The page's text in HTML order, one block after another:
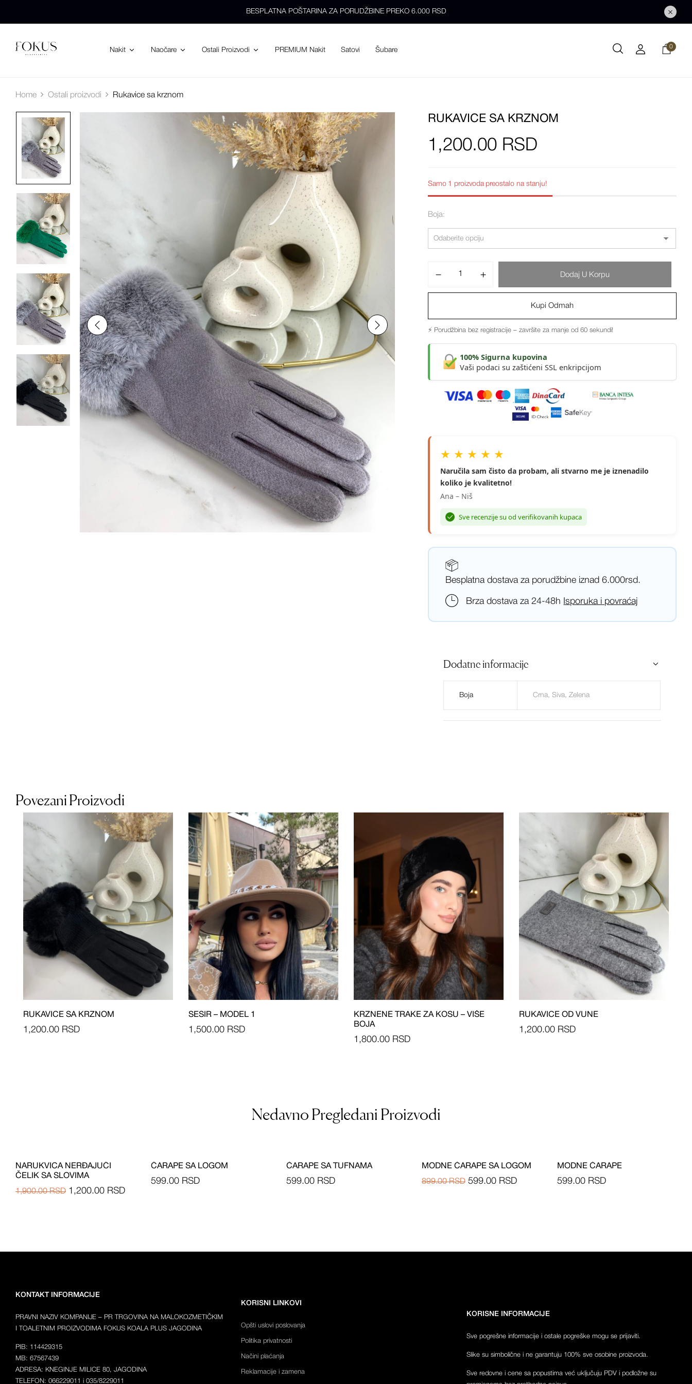
BESPLATNA POŠTARINA ZA PORUDŽBINE PREKO 6.000 RSD
Nakit Naočare Ostali Proizvodi PREMIUM Nakit Satovi Šubare
0
Home Ostali proizvodi Rukavice sa krznom
RUKAVICE SA KRZNOM
1,200.00 RSD
Samo 1 proizvoda preostalo na stanju!
Boja
Dodaj U Korpu
Kupi Odmah
⚡ Porudžbina bez registracije – završite za manje od 60 sekundi!
100% Sigurna kupovina
Vaši podaci su zaštićeni SSL enkripcijom
★ ★ ★ ★ ★
Naručila sam čisto da probam, ali stvarno me je iznenadilo
koliko je kvalitetno!
Ana – Niš
Sve recenzije su od verifikovanih kupaca
Besplatna dostava za porudžbine iznad 6.000rsd.
Brza dostava za 24-48h Isporuka i povraćaj
Dodatne informacije
Boja Crna, Siva, Zelena
Povezani Proizvodi
RUKAVICE SA KRZNOM
1,200.00 RSD
SESIR – MODEL 1
1,500.00 RSD
KRZNENE TRAKE ZA KOSU – VIŠE
BOJA
1,800.00 RSD
RUKAVICE OD VUNE
1,200.00 RSD
Nedavno Pregledani Proizvodi
NARUKVICA NERĐAJUĆI
ČELIK SA SLOVIMA
1,900.00RSD 1,200.00 RSD
ČARAPE SA LOGOM
599.00 RSD
ČARAPE SA TUFNAMA
599.00 RSD
MODNE ČARAPE SA LOGOM
899.00RSD 599.00 RSD
MODNE ČARAPE
599.00 RSD
KONTAKT INFORMACIJE
PRAVNI NAZIV KOMPANIJE – PR TRGOVINA NA MALOKOZMETIČKIM
I TOALETNIM PROIZVODIMA FOKUS KOALA PLUS JAGODINA
PIB: 114429315
MB: 67567439
ADRESA: KNEGINJE MILICE 80, JAGODINA
TELEFON: 066229011 i 035/8229011
KORISNI LINKOVI
Opšti uslovi poslovanja
Politika privatnosti
Načini plaćanja
Reklamacije i zamena
KORISNE INFORMACIJE
Sve pogrešne informacije i ostale pogreške mogu se prijaviti.
Slike su simbolične i ne garantuju 100% sve osobine proizvoda.
Sve redovne i cene sa popustima već uključuju PDV i podložne su